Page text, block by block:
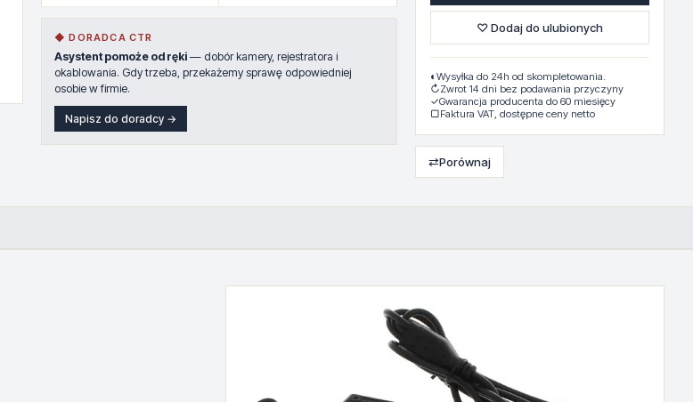
◆ DORADCA CTR
Asystent pomoże od ręki — dobór kamery, rejestratora i
okablowania. Gdy trzeba, przekażemy sprawę odpowiedniej
osobie w firmie.
Napisz do doradcy →
♡ Dodaj do ulubionych
◐ Wysyłka do 24h od skompletowania.
↻Zwrot 14 dni bez podawania przyczyny
✓Gwarancja producenta do 60 miesięcy
▢Faktura VAT, dostępne ceny netto
⇄Porównaj